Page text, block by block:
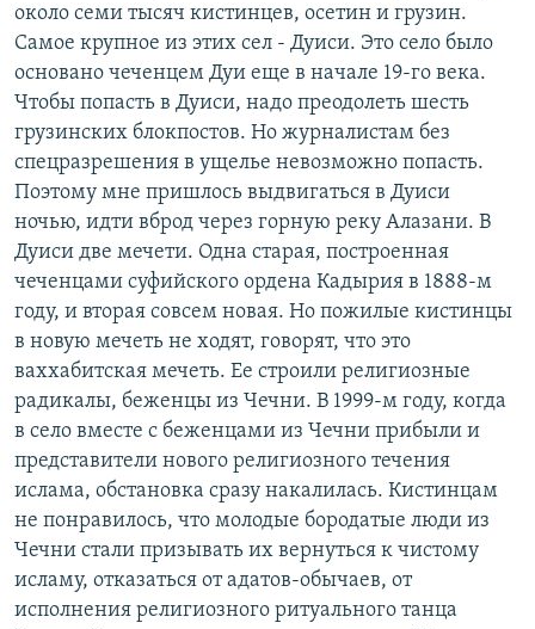
около семи тысяч кистинцев, осетин и грузин.
Самое крупное из этих сел - Дуиси. Это село было
основано чеченцем Дуи еще в начале 19-го века.
Чтобы попасть в Дуиси, надо преодолеть шесть
грузинских блокпостов. Но журналистам без
спецразрешения в ущелье невозможно попасть.
Поэтому мне пришлось выдвигаться в Дуиси
ночью, идти вброд через горную реку Алазани. В
Дуиси две мечети. Одна старая, построенная
чеченцами суфийского ордена Кадырия в 1888-м
году, и вторая совсем новая. Но пожилые кистинцы
в новую мечеть не ходят, говорят, что это
ваххабитская мечеть. Ее строили религиозные
радикалы, беженцы из Чечни. В 1999-м году, когда
в село вместе с беженцами из Чечни прибыли и
представители нового религиозного течения
ислама, обстановка сразу накалилась. Кистинцам
не понравилось, что молодые бородатые люди из
Чечни стали призывать их вернуться к чистому
исламу, отказаться от адатов-обычаев, от
исполнения религиозного ритуального танца